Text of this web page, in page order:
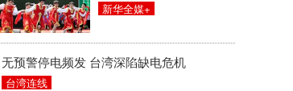
新华全媒+
无预警停电频发 台湾深陷缺电危机
台湾连线